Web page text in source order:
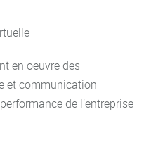
en oeuvre des
et communication
de l’entreprise